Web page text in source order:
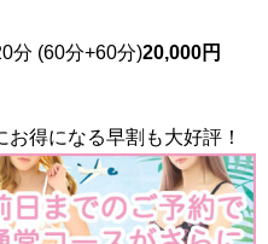
分 (60分+60分)20,000円
得になる早割も大好評！